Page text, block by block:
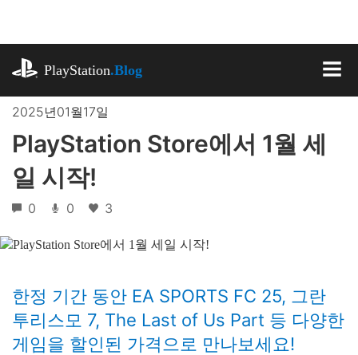
로
뛰
PlayStation.Blog
2025년01월17일
PlayStation Store에서 1월 세
일 시작!
0 0 3
한정 기간 동안 EA SPORTS FC 25, 그란
투리스모 7, The Last of Us Part 등 다양한
게임을 할인된 가격으로 만나보세요!